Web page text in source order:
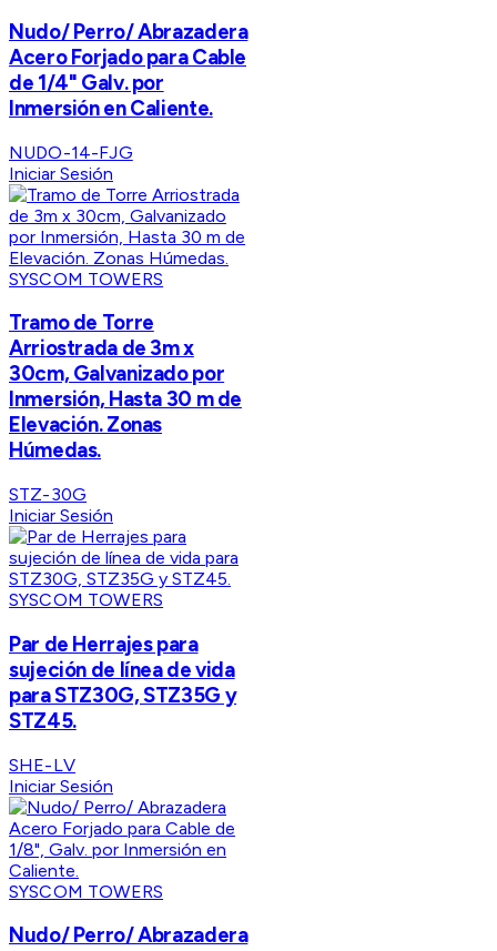
Nudo/ Perro/ Abrazadera
Acero Forjado para Cable
de 1/4" Galv. por
Inmersión en Caliente.
NUDO-14-FJG
Iniciar Sesión
SYSCOM TOWERS
Tramo de Torre
Arriostrada de 3m x
30cm, Galvanizado por
Inmersión, Hasta 30 m de
Elevación. Zonas
Húmedas.
STZ-30G
Iniciar Sesión
SYSCOM TOWERS
Par de Herrajes para
sujeción de línea de vida
para STZ30G, STZ35G y
STZ45.
SHE-LV
Iniciar Sesión
SYSCOM TOWERS
Nudo/ Perro/ Abrazadera